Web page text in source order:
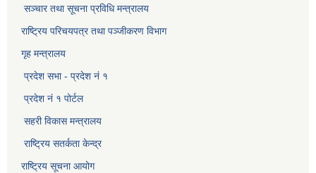
सञ्‍चार तथा सूचना प्रविधि मन्त्रालय
राष्ट्रिय परिचयपत्र तथा पञ्जीकरण विभाग​
गृह मन्त्रालय
प्रदेश सभा - प्रदेश नं १
प्रदेश नं १ पोर्टल
सहरी विकास मन्त्रालय
राष्ट्रिय सतर्कता केन्द्र
राष्ट्रिय सूचना आयोग